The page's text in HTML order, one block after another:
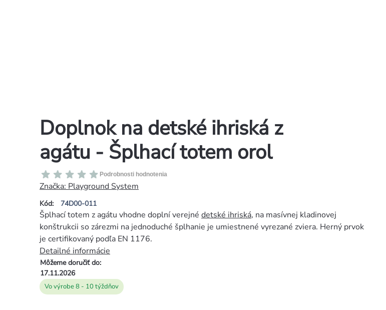
Doplnok na detské ihriská z
agátu - Šplhací totem orol
Kód: 74D00-011
Priemerné
hodnotenie
produktu
je
0,0
z
5
hviezdičiek.
Podrobnosti hodnotenia
Značka: Playground System
Vo výrobe 8 - 10 týždňov
Môžeme doručiť do:
17.11.2026
Šplhací totem z agátu vhodne doplní verejné detské ihriská, na masívnej kladinovej
konštrukcii so zárezmi na jednoduché šplhanie je umiestnené vyrezané zviera. Herný prvok
je certifikovaný podľa EN 1176.
Detailné informácie